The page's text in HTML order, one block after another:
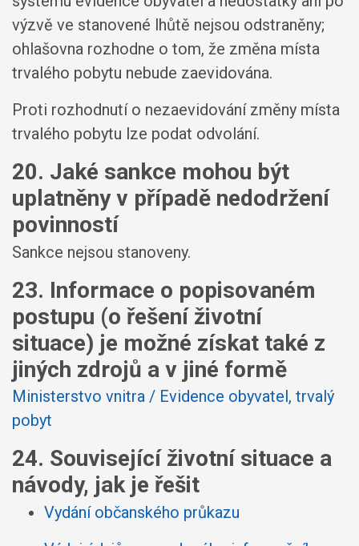
výzvě ve stanovené lhůtě nejsou odstraněny;
ohlašovna rozhodne o tom, že změna místa
trvalého pobytu nebude zaevidována.
Proti rozhodnutí o nezaevidování změny místa
trvalého pobytu lze podat odvolání.
20. Jaké sankce mohou být
uplatněny v případě nedodržení
povinností
Sankce nejsou stanoveny.
23. Informace o popisovaném
postupu (o řešení životní
situace) je možné získat také z
jiných zdrojů a v jiné formě
Ministerstvo vnitra / Evidence obyvatel, trvalý
pobyt
24. Související životní situace a
návody, jak je řešit
Vydání občanského průkazu